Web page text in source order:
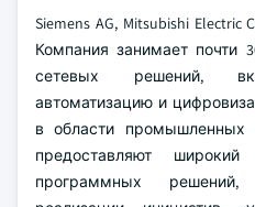
Siemens AG, Mitsubishi Electric
Компания занимает почти
сетевых решений,
автоматизацию и
в области промышленных
предоставляют
программных решений,